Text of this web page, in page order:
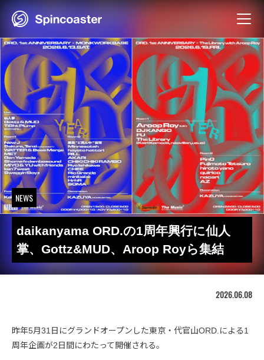
Skip
NEWS
daikanyama ORD.の1周年興行に仙人
掌、Gottz&MUD、Aroop Royら集結
2026.06.08
昨年5月31日にグランドオープンした東京・代官山ORD.による1
周年企画が2日間にわたって開催される。